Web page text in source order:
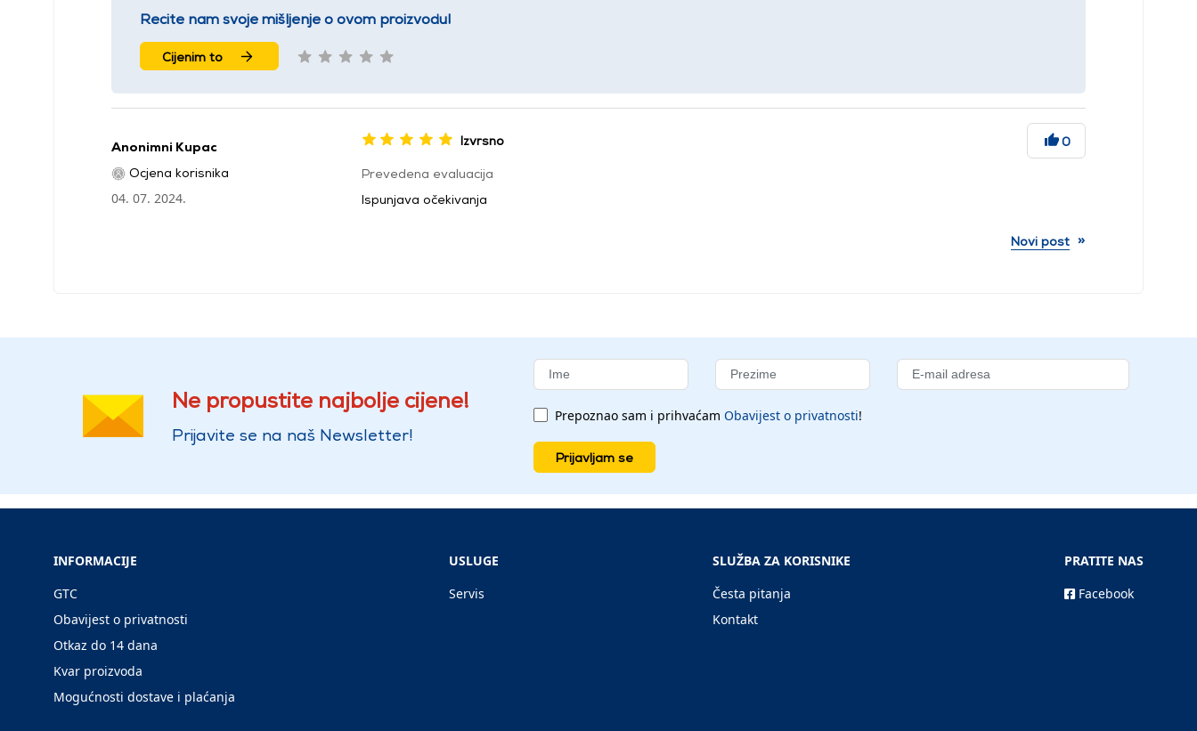
Recite nam svoje mišljenje o ovom proizvodu!
Cijenim to
Anonimni Kupac
Ocjena korisnika
04. 07. 2024.
Izvrsno 0
Prevedena evaluacija
Ispunjava očekivanja
Novi post »
Ne propustite najbolje cijene!
Prijavite se na naš Newsletter!
Prepoznao sam i prihvaćam Obavijest o privatnosti!
Prijavljam se
INFORMACIJE
GTC
Obavijest o privatnosti
Otkaz do 14 dana
Kvar proizvoda
Mogućnosti dostave i plaćanja
USLUGE
Servis
SLUŽBA ZA KORISNIKE
Česta pitanja
Kontakt
PRATITE NAS
Facebook